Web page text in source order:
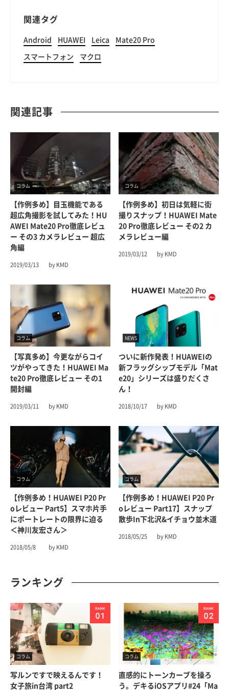
関連タグ
Android HUAWEI Leica Mate20 Pro
スマートフォン マクロ
関連記事
コラム
【作例多め】目玉機能である
超広角撮影を試してみた！HU
AWEI Mate20 Pro徹底レビュ
ー その3 カメラレビュー 超広
角編
2019/03/13 by KMD
コラム
【作例多め】初日は気軽に街
撮りスナップ！HUAWEI Mate
20 Pro徹底レビュー その2 カ
メラレビュー編
2019/03/12 by KMD
コラム
【写真多め】今更ながらコイ
ツがやってきた！HUAWEI Ma
Te20 Pro徹底レビュー その1
開封編
2019/03/11 by KMD
NEWS
ついに新作発表！HUAWEIの
新フラッグシップモデル「Mat
E20」シリーズは盛りだくさ
ん！
2018/10/17 by KMD
コラム
【作例多め！HUAWEI P20 Pr
Oレビュー Part5】スマホ片手
にポートレートの限界に迫る
＜神川友宏さん＞
2018/05/8 by KMD
コラム
【作例多め！HUAWEI P20 Pr
Oレビュー Part17】スナップ
散歩in下北沢&イチョウ並木道
2018/05/25 by KMD
ランキング
コラム
写ルンですで映えるんです！
女子旅in台湾 part2
コラム
直感的にトーンカーブを操ろ
う。デキるiOSアプリ#24「Ma